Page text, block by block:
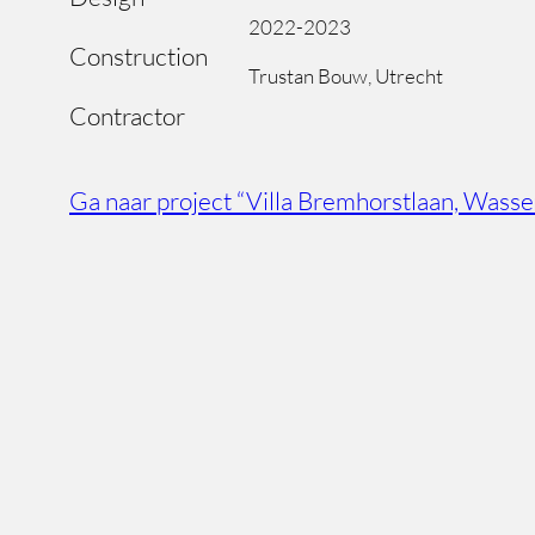
Construction
Contractor
2022-2023
Trustan Bouw, Utrecht
Ga naar project “Villa Bremhorstlaan,